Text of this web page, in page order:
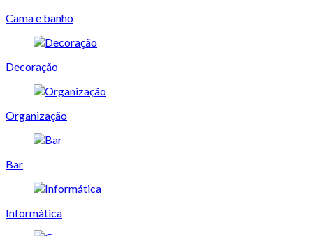
Cama e banho
Decoração
Organização
Bar
Informática